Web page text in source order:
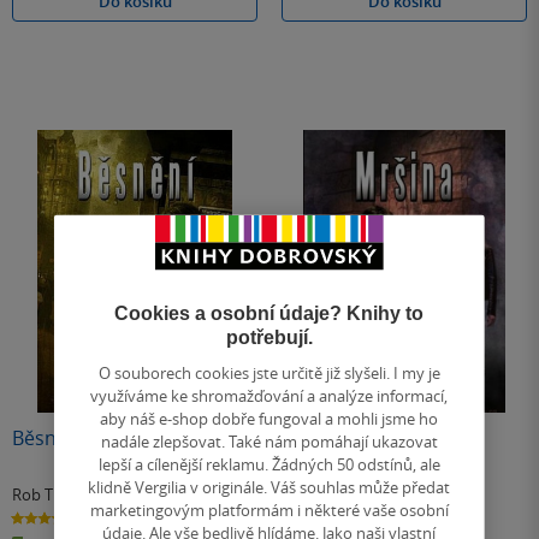
Běsnění
Rob Thurman
4.0
z
Nedostupné
Mršina
Rob Thurman
4.0
z
Cookies a osobní údaje? Knihy to
potřebují.
O souborech cookies jste určitě již slyšeli. I my je
využíváme ke shromažďování a analýze informací,
aby náš e-shop dobře fungoval a mohli jsme ho
nadále zlepšovat. Také nám pomáhají ukazovat
lepší a cílenější reklamu. Žádných 50 odstínů, ale
klidně Vergilia v originále. Váš souhlas může předat
marketingovým platformám i některé vaše osobní
údaje. Ale vše bedlivě hlídáme. Jako naši vlastní